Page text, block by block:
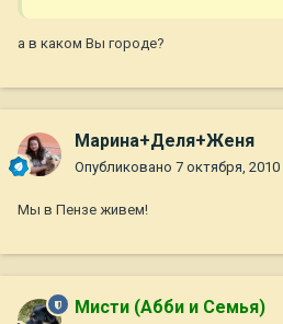
а в каком Вы городе?
Марина+Деля+Женя
Опубликовано 7 октября, 2010
Мы в Пензе живем!
Мисти (Абби и Семья)